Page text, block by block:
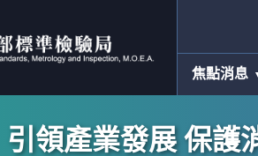
焦點消息
引領產業發展 保護